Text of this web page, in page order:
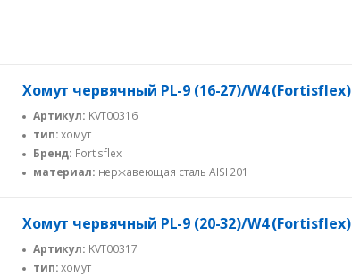
Хомут червячный PL-9 (16-27)/W4 (Fortisflex)
Артикул: KVT00316
тип:хомут
Бренд: Fortisflex
материал: нержавеющая сталь AISI 201
Хомут червячный PL-9 (20-32)/W4 (Fortisflex)
Артикул: KVT00317
тип:хомут